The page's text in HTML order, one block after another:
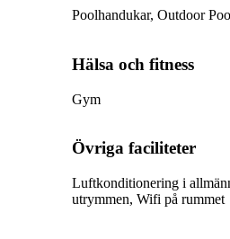
Poolhandukar, Outdoor
Hälsa och fitness
Gym
Övriga faciliteter
Luftkonditionering i
utrymmen, Wifi på rummet